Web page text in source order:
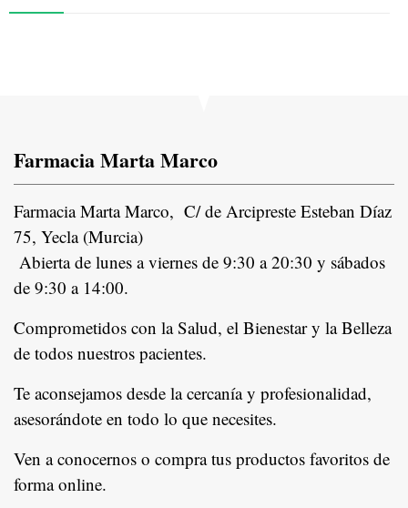
Farmacia Marta Marco
Farmacia Marta Marco, C/ de Arcipreste Esteban Díaz
75, Yecla (Murcia)
Abierta de lunes a viernes de 9:30 a 20:30 y sábados
de 9:30 a 14:00.
Comprometidos con la Salud, el Bienestar y la Belleza
de todos nuestros pacientes.
Te aconsejamos desde la cercanía y profesionalidad,
asesorándote en todo lo que necesites.
Ven a conocernos o compra tus productos favoritos de
forma online.